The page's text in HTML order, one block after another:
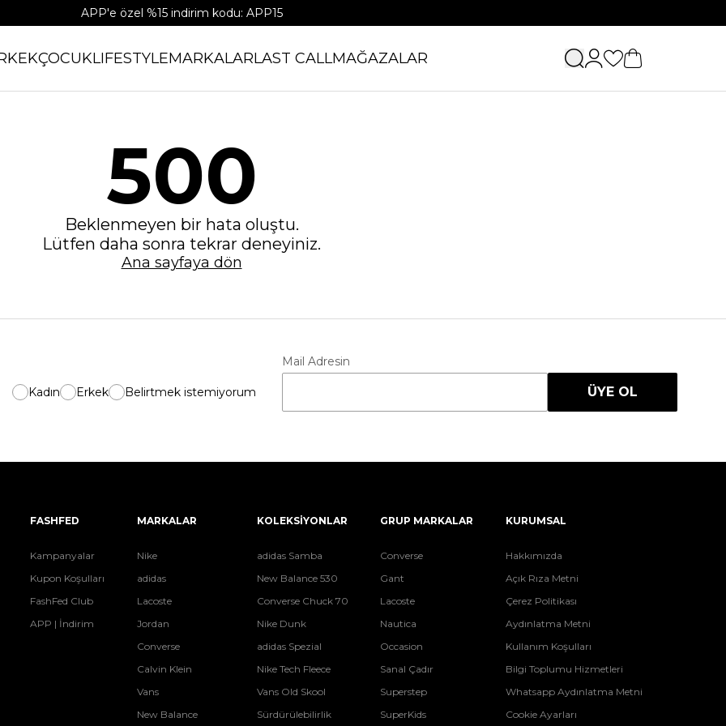
APP'e özel %15 indirim kodu: APP15
ÇOCUKLIFESTYLEMARKALARLAST CALLMAĞAZALAR
500
Beklenmeyen bir hata oluştu.
Lütfen daha sonra tekrar deneyiniz.
Ana sayfaya dön
Kadın Erkek Belirtmek istemiyorum
Mail Adresin
ÜYE OL
FASHFED
Kampanyalar
Kupon Koşulları
FashFed Club
APP | İndirim
MARKALAR
Nike
adidas
Lacoste
Jordan
Converse
Calvin Klein
Vans
New Balance
KOLEKSİYONLAR
adidas Samba
New Balance 530
Converse Chuck 70
Nike Dunk
adidas Spezial
Nike Tech Fleece
Vans Old Skool
Sürdürülebilirlik
GRUP MARKALAR
Converse
Gant
Lacoste
Nautica
Occasion
Sanal Çadır
Superstep
SuperKids
KURUMSAL
Hakkımızda
Açık Rıza Metni
Çerez Politikası
Aydınlatma Metni
Kullanım Koşulları
Bilgi Toplumu Hizmetleri
Whatsapp Aydınlatma Metni
Cookie Ayarları